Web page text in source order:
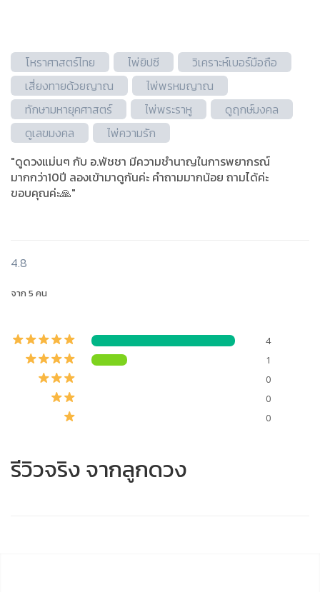
โหราศาสตร์ไทย ไพ่ยิปซี
วิเคราะห์เบอร์มือถือ
เสี่ยงทายด้วยญาณ
ไพ่พรหมญาณ
ทักษามหายุคศาสตร์
ไพ่พระราหู
ดูฤกษ์มงคล
ดูเลขมงคล
ไพ่ความรัก
"ดูดวงแม่นๆ กับ อ.พัชชา มีความชำนาญในการพยากรณ์
มากกว่า10ปี ลองเข้ามาดูกันค่ะ คำถามมากน้อย ถามได้ค่ะ
ขอบคุณค่ะ🙏"
4.8
จาก 5 คน
4
1
0
0
0
รีวิวจริง จากลูกดวง